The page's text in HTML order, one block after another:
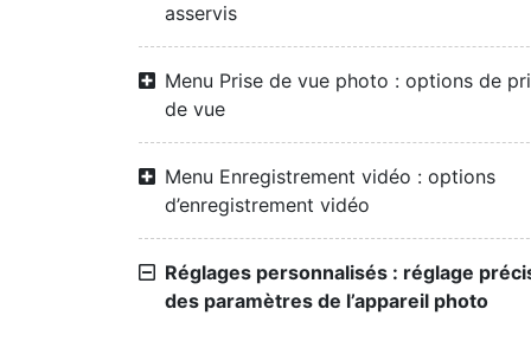
asservis
Menu Prise de vue photo : options de
de vue
Menu Enregistrement vidéo : options
d’enregistrement vidéo
Réglages personnalisés : réglage
des paramètres de l’appareil photo